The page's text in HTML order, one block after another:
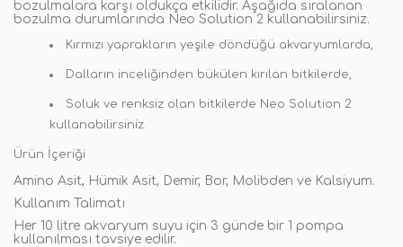
bozulmalara karşı oldukça etkilidir. Aşağıda sıralanan
bozulma durumlarında Neo Solution 2 kullanabilirsiniz.
Kırmızı yaprakların yeşile döndüğü akvaryumlarda,
Dalların inceliğinden bükülen kırılan bitkilerde,
Soluk ve renksiz olan bitkilerde Neo Solution 2
kullanabilirsiniz.
Ürün İçeriği
Amino Asit, Hümik Asit, Demir, Bor, Molibden ve Kalsiyum.
Kullanım Talimatı
Her 10 litre akvaryum suyu için 3 günde bir 1 pompa
kullanılması tavsiye edilir.